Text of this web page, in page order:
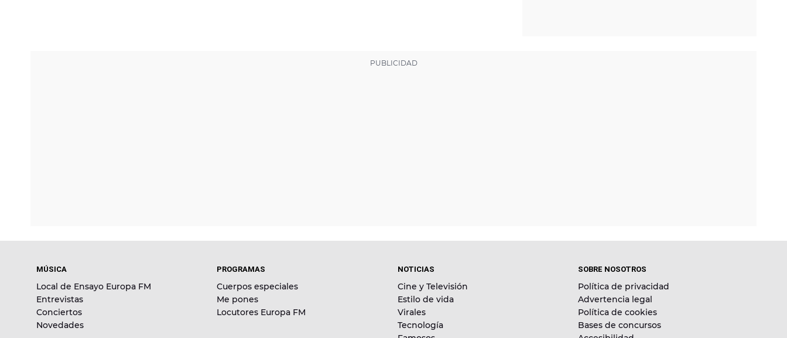
MÚSICA
Local de Ensayo Europa FM
Entrevistas
Conciertos
Novedades
PROGRAMAS
Cuerpos especiales
Me pones
Locutores Europa FM
NOTICIAS
Cine y Televisión
Estilo de vida
Virales
Tecnología
SOBRE NOSOTROS
Política de privacidad
Advertencia legal
Política de cookies
Bases de concursos